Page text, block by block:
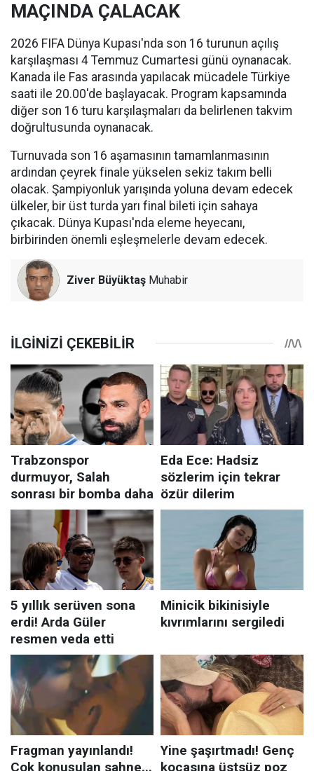
MAÇINDA ÇALACAK
2026 FIFA Dünya Kupası'nda son 16 turunun açılış
karşılaşması 4 Temmuz Cumartesi günü oynanacak.
Kanada ile Fas arasında yapılacak mücadele Türkiye
saati ile 20.00'de başlayacak. Program kapsamında
diğer son 16 turu karşılaşmaları da belirlenen takvim
doğrultusunda oynanacak.
Turnuvada son 16 aşamasının tamamlanmasının
ardından çeyrek finale yükselen sekiz takım belli
olacak. Şampiyonluk yarışında yoluna devam edecek
ülkeler, bir üst turda yarı final bileti için sahaya
çıkacak. Dünya Kupası'nda eleme heyecanı,
birbirinden önemli eşleşmelerle devam edecek.
Ziver Büyüktaş Muhabir